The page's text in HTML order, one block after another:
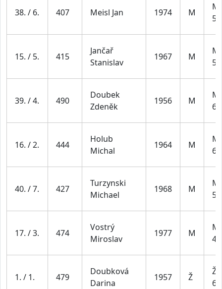
38. / 6. 407 Meisl Jan 1974 M
15. / 5. 415
Jančař
Stanislav
1967 M
39. / 4. 490
Doubek
Zdeněk
1956 M
16. / 2. 444
Holub
Michal
1964 M
40. / 7. 427
Turzynski
Michael
1968 M
17. / 3. 474
Vostrý
Miroslav
1977 M
1. / 1. 479
Doubková
Darina
1957 Ž